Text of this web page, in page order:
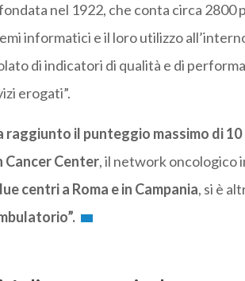
nel 1922, che conta circa
informatici e il loro utilizzo
di indicatori di qualità e di
erogati”.
raggiunto il punteggio massimo di
Cancer Center, il network oncologico
centri a Roma e in Campania, si è